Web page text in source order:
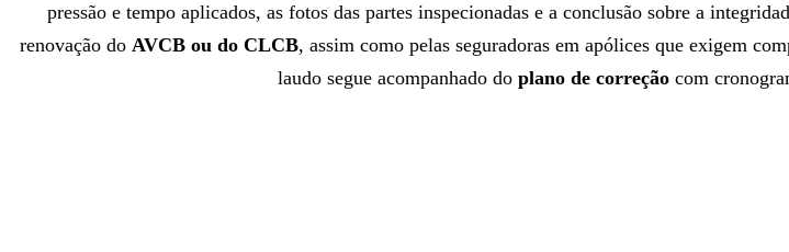
pressão e tempo aplicados, as fotos das partes inspecionadas e a conclusão sobre a
renovação do AVCB ou do CLCB, assim como pelas seguradoras em apólices que exigem
laudo segue acompanhado do plano de correção com